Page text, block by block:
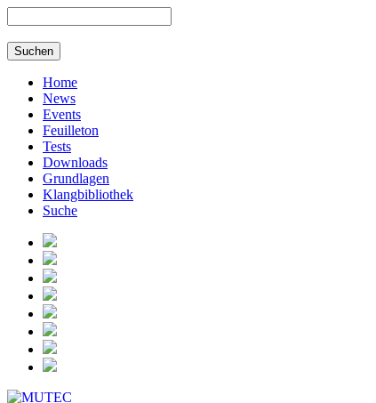
Home
News
Events
Feuilleton
Tests
Downloads
Grundlagen
Klangbibliothek
Suche